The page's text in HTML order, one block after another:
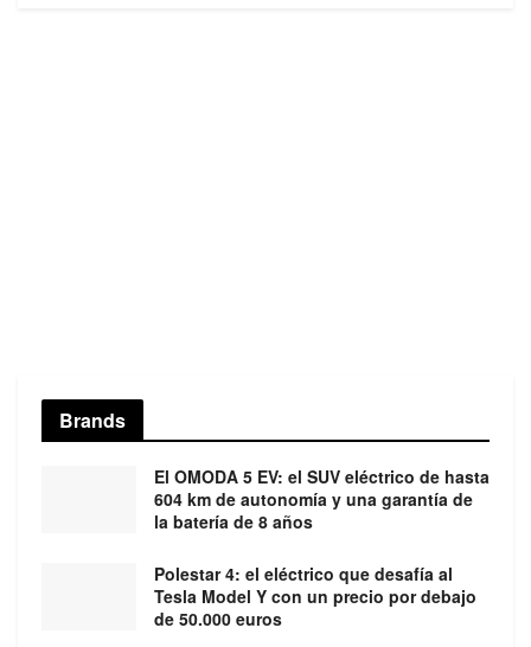
Brands
El OMODA 5 EV: el SUV eléctrico de hasta
604 km de autonomía y una garantía de
la batería de 8 años
Polestar 4: el eléctrico que desafía al
Tesla Model Y con un precio por debajo
de 50.000 euros